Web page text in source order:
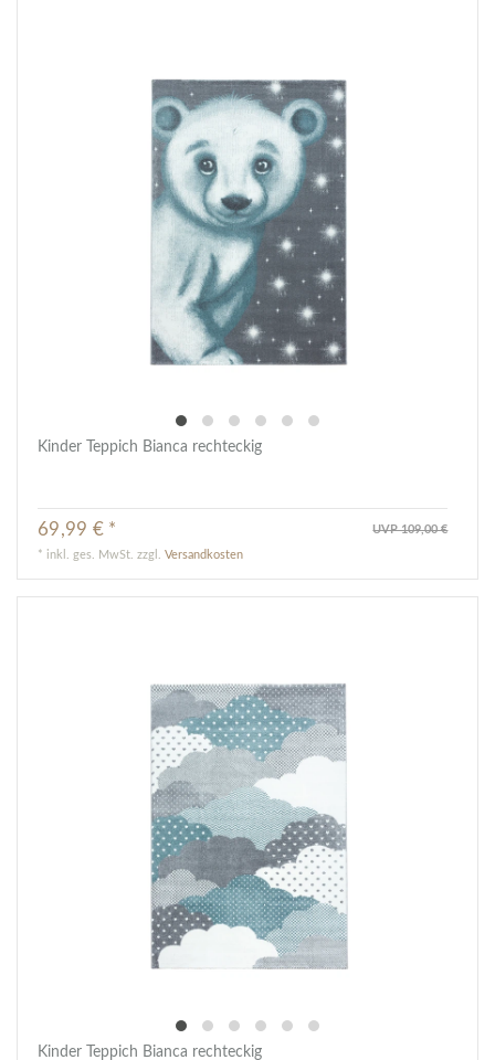
Kinder Teppich Bianca rechteckig
UVP 109,00 €
69,99 € *
* inkl. ges. MwSt. zzgl.Versandkosten
Kinder Teppich Bianca rechteckig